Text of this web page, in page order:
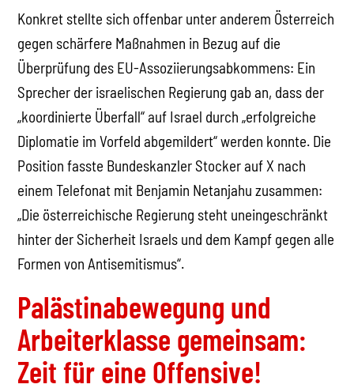
Konkret stellte sich offenbar unter anderem Österreich
gegen schärfere Maßnahmen in Bezug auf die
Überprüfung des EU-Assoziierungsabkommens: Ein
Sprecher der israelischen Regierung gab an, dass der
„koordinierte Überfall“ auf Israel durch „erfolgreiche
Diplomatie im Vorfeld abgemildert“ werden konnte. Die
Position fasste Bundeskanzler Stocker auf X nach
einem Telefonat mit Benjamin Netanjahu zusammen:
„Die österreichische Regierung steht uneingeschränkt
hinter der Sicherheit Israels und dem Kampf gegen alle
Formen von Antisemitismus“.
Palästinabewegung und
Arbeiterklasse gemeinsam:
Zeit für eine Offensive!